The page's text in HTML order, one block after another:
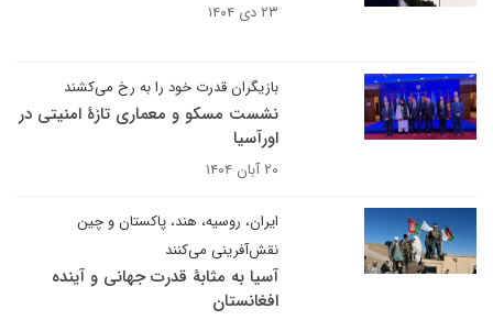
۲۳ دی ۱۴۰۴
بازیگران قدرت خود را به رخ می‌کشند
نشست مسکو و معماری تازهٔ امنیتی در
اورآسیا
۲۰ آبان ۱۴۰۴
ایران، روسیه، هند، پاکستان و چین
نقش‌آفرینی می‌کنند
آسیا به مثابۀ قدرت جهانی و آینده
افغانستان